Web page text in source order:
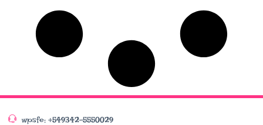
wpsfe: +549342-5550029